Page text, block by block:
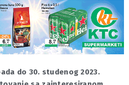
do 30. studenog 2023.